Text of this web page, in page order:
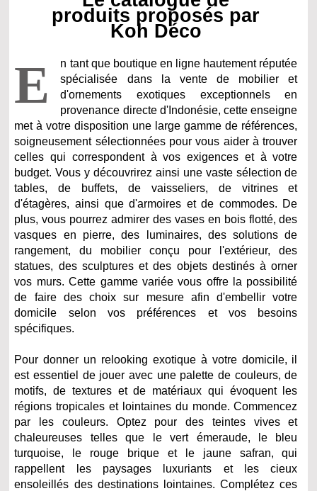
produits proposés par
Koh Déco
E
n tant que boutique en ligne hautement réputée
spécialisée dans la vente de mobilier et
d'ornements exotiques exceptionnels en
provenance directe d'Indonésie, cette enseigne
met à votre disposition une large gamme de références,
soigneusement sélectionnées pour vous aider à trouver
celles qui correspondent à vos exigences et à votre
budget. Vous y découvrirez ainsi une vaste sélection de
tables, de buffets, de vaisseliers, de vitrines et
d'étagères, ainsi que d'armoires et de commodes. De
plus, vous pourrez admirer des vases en bois flotté, des
vasques en pierre, des luminaires, des solutions de
rangement, du mobilier conçu pour l'extérieur, des
statues, des sculptures et des objets destinés à orner
vos murs. Cette gamme variée vous offre la possibilité
de faire des choix sur mesure afin d'embellir votre
domicile selon vos préférences et vos besoins
spécifiques.
Pour donner un relooking exotique à votre domicile, il
est essentiel de jouer avec une palette de couleurs, de
motifs, de textures et de matériaux qui évoquent les
régions tropicales et lointaines du monde. Commencez
par les couleurs. Optez pour des teintes vives et
chaleureuses telles que le vert émeraude, le bleu
turquoise, le rouge brique et le jaune safran, qui
rappellent les paysages luxuriants et les cieux
ensoleillés des destinations lointaines. Complétez ces